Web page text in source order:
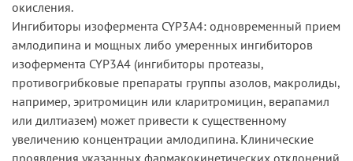
окисления.
Ингибиторы изофермента CYP3A4: одновременный прием
амлодипина и мощных либо умеренных ингибиторов
изофермента CYP3A4 (ингибиторы протеазы,
противогрибковые препараты группы азолов, макролиды,
например, эритромицин или кларитромицин, верапамил
или дилтиазем) может привести к существенному
увеличению концентрации амлодипина. Клинические
проявления указанных фармакокинетических отклонений